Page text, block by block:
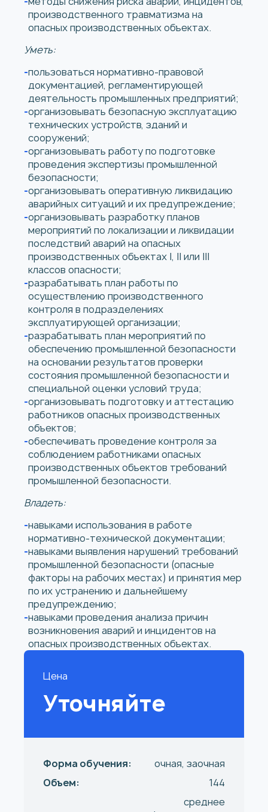
производственного травматизма на
опасных производственных объектах.
Уметь:
пользоваться нормативно-правовой
документацией, регламентирующей
деятельность промышленных предприятий;
организовывать безопасную эксплуатацию
технических устройств, зданий и
сооружений;
организовывать работу по подготовке
проведения экспертизы промышленной
безопасности;
организовывать оперативную ликвидацию
аварийных ситуаций и их предупреждение;
организовывать разработку планов
мероприятий по локализации и ликвидации
последствий аварий на опасных
производственных объектах I, II или III
классов опасности;
разрабатывать план работы по
осуществлению производственного
контроля в подразделениях
эксплуатирующей организации;
разрабатывать план мероприятий по
обеспечению промышленной безопасности
на основании результатов проверки
состояния промышленной безопасности и
специальной оценки условий труда;
организовывать подготовку и аттестацию
работников опасных производственных
объектов;
обеспечивать проведение контроля за
соблюдением работниками опасных
производственных объектов требований
промышленной безопасности.
Владеть:
навыками использования в работе
нормативно-технической документации;
навыками выявления нарушений требований
промышленной безопасности (опасные
факторы на рабочих местах) и принятия мер
по их устранению и дальнейшему
предупреждению;
навыками проведения анализа причин
возникновения аварий и инцидентов на
опасных производственных объектах.
Цена
Уточняйте
Форма обучения:
очная, заочная
Объем:
144
среднее